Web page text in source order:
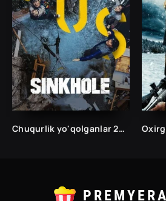
Chuqurlik yo'qolganlar 2022 Kino 2022 Uzbek tilida Yangi tarjima film skachat